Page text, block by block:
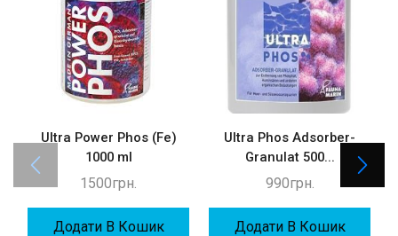
Ultra Power Phos (Fe)
1000 ml
1500грн.
Додати В Кошик
Ultra Phos Adsorber-
Granulat 500...
990грн.
Додати В Кошик